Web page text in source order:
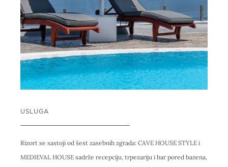
USLUGA
Rizort se sastoji od šest zasebnih zgrada: CAVE HOUSE STYLE i
MEDIEVAL HOUSE sadrže recepciju, trpezariju i bar pored bazena,